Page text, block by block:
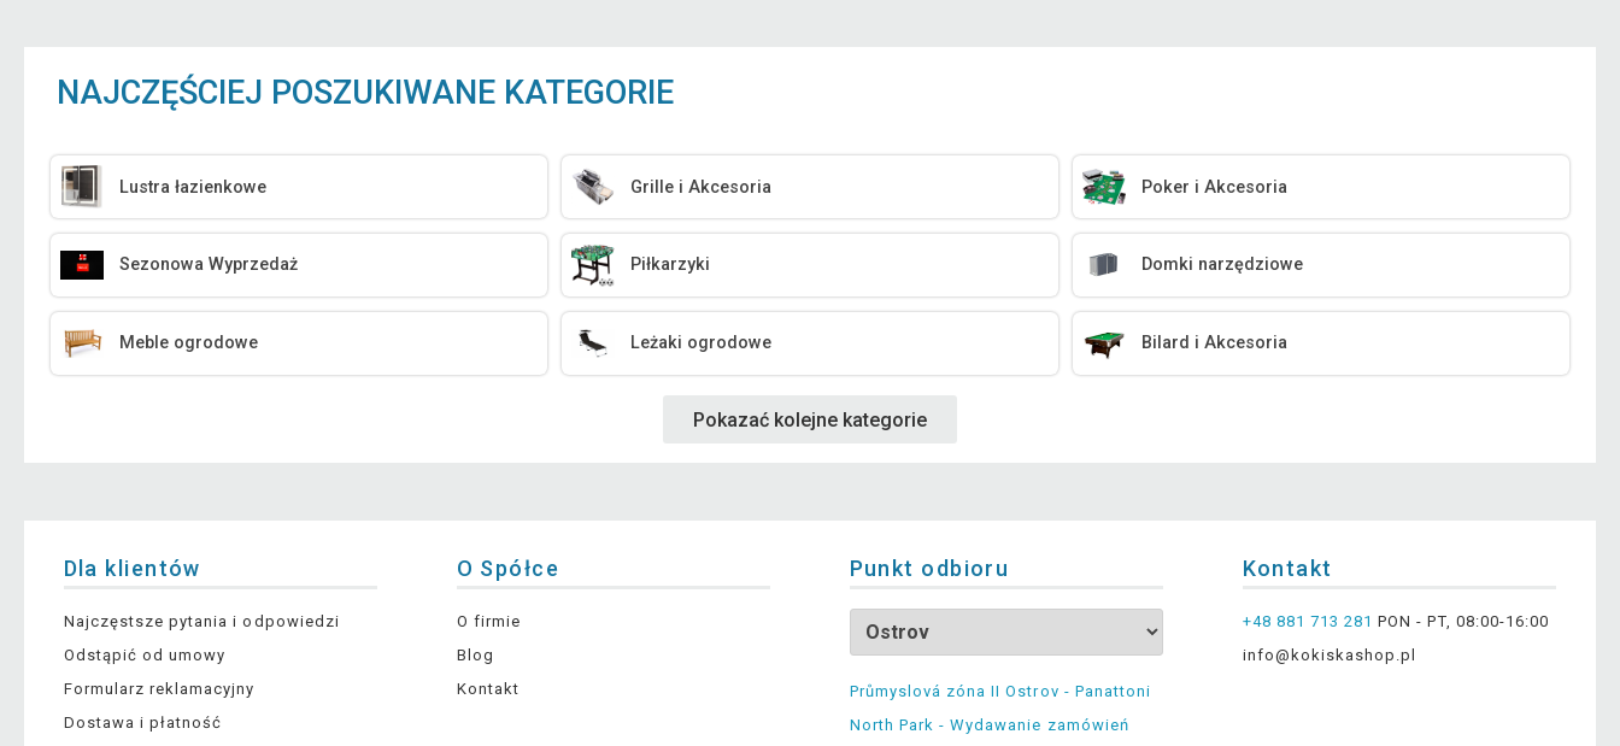
NAJCZĘŚCIEJ POSZUKIWANE KATEGORIE
Lustra łazienkowe Grille i Akcesoria Poker i Akcesoria
Sezonowa Wyprzedaż Piłkarzyki Domki narzędziowe
Meble ogrodowe Leżaki ogrodowe Bilard i Akcesoria
Pokazać kolejne kategorie
Dla klientów
Najczęstsze pytania i odpowiedzi
Odstąpić od umowy
Formularz reklamacyjny
Dostawa i płatność
O Spółce
O firmie
Blog
Kontakt
Punkt odbioru
Průmyslová zóna II Ostrov - Panattoni
North Park - Wydawanie zamówień
Kontakt
+48 881 713 281 PON - PT, 08:00-16:00
info@kokiskashop.pl